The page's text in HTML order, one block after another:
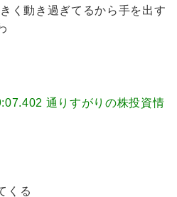
く動き過ぎてるから手を出す
通りすがりの株投資情
くる